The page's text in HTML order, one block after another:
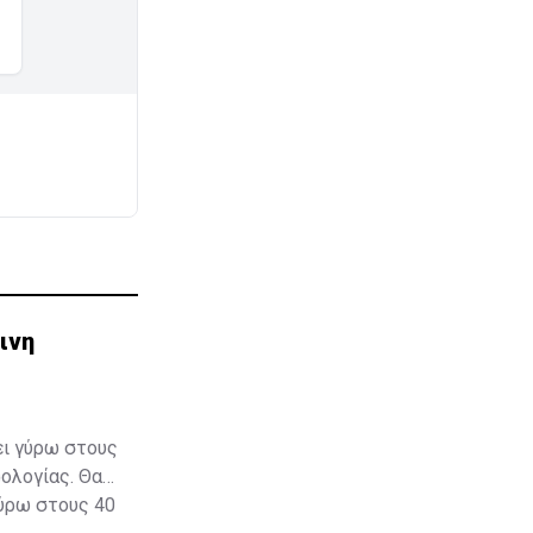
γύρω στους
Θα
στους 40